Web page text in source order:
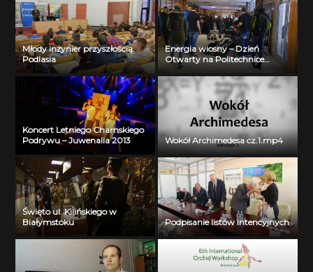
Młody inżynier przyszłością
Podlasia
Energia wiosny – Dzień
Otwarty na Politechnice
Białostockiej
Koncert Letniego Chamskiego
Podrywu – Juwenalia 2013
Wokół Archimedesa cz.1.mp4
Święto ul. Kilińskiego w
Białymstoku
Podpisanie listów intencyjnych